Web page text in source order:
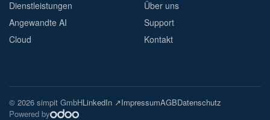
Dienstleistungen
Angewandte AI
Cloud
Über uns
Support
Kontakt
© 2026 simpit GmbHLinkedIn ↗ImpressumAGBDatenschutz
Powered by